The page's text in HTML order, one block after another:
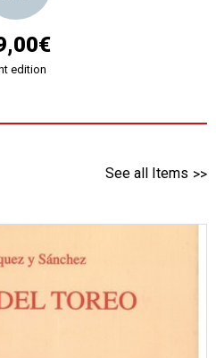
edition
See all Items